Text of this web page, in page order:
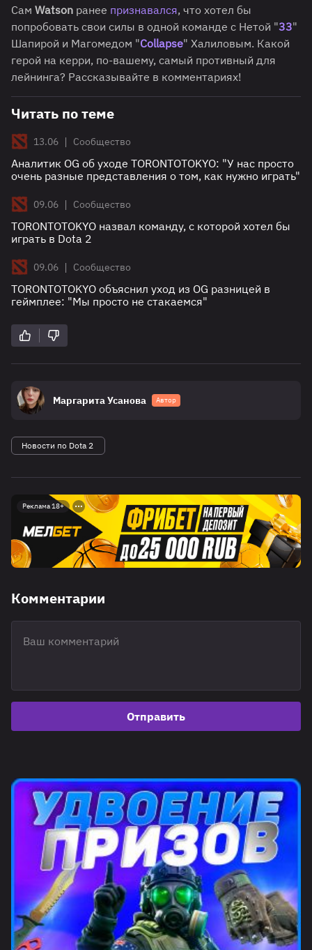
Сам Watson ранее признавался, что хотел бы
попробовать свои силы в одной команде с Нетой "33"
Шапирой и Магомедом "Collapse" Халиловым. Какой
герой на керри, по-вашему, самый противный для
лейнинга? Рассказывайте в комментариях!
Читать по теме
13.06 | Сообщество
Аналитик OG об уходе TORONTOTOKYO: "У нас просто
очень разные представления о том, как нужно играть"
09.06 | Сообщество
TORONTOTOKYO назвал команду, с которой хотел бы
играть в Dota 2
09.06 | Сообщество
TORONTOTOKYO объяснил уход из OG разницей в
геймплее: "Мы просто не стакаемся"
Маргарита Усанова Автор
Новости по Dota 2
Реклама 18+
Комментарии
Отправить